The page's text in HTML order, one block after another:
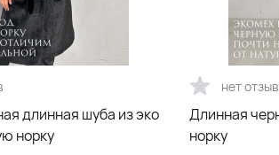
длинная шуба из эко
норку
нет
Длинная
норку